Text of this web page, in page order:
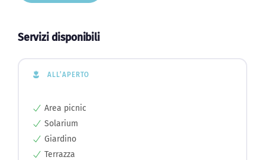
Servizi disponibili
ALL’APERTO
Area picnic
Solarium
Giardino
Terrazza